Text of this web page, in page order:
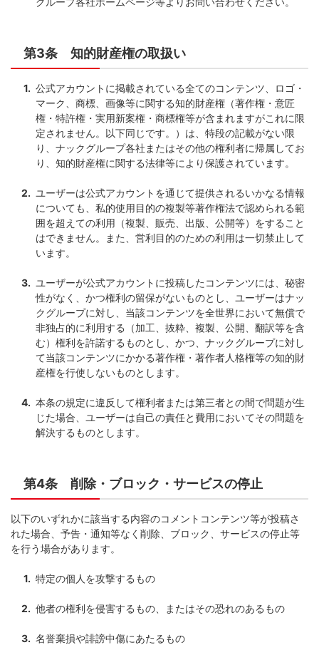
第3条 知的財産権の取扱い
公式アカウントに掲載されている全てのコンテンツ、ロゴ・
マーク、商標、画像等に関する知的財産権（著作権・意匠
権・特許権・実用新案権・商標権等が含まれますがこれに限
定されません。以下同じです。）は、特段の記載がない限
り、ナックグループ各社またはその他の権利者に帰属してお
り、知的財産権に関する法律等により保護されています。
ユーザーは公式アカウントを通じて提供されるいかなる情報
についても、私的使用目的の複製等著作権法で認められる範
囲を超えての利用（複製、販売、出版、公開等）をすること
はできません。また、営利目的のための利用は一切禁止して
います。
ユーザーが公式アカウントに投稿したコンテンツには、秘密
性がなく、かつ権利の留保がないものとし、ユーザーはナッ
クグループに対し、当該コンテンツを全世界において無償で
非独占的に利用する（加工、抜粋、複製、公開、翻訳等を含
む）権利を許諾するものとし、かつ、ナックグループに対し
て当該コンテンツにかかる著作権・著作者人格権等の知的財
産権を行使しないものとします。
本条の規定に違反して権利者または第三者との間で問題が生
じた場合、ユーザーは自己の責任と費用においてその問題を
解決するものとします。
第4条 削除・ブロック・サービスの停止
以下のいずれかに該当する内容のコメントコンテンツ等が投稿さ
れた場合、予告・通知等なく削除、ブロック、サービスの停止等
を行う場合があります。
特定の個人を攻撃するもの
他者の権利を侵害するもの、またはその恐れのあるもの
名誉棄損や誹謗中傷にあたるもの